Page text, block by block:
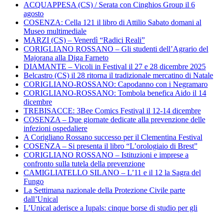
ACQUAPPESA (CS) / Serata con Cinghios Group il 6
agosto
COSENZA: Cella 121 il libro di Attilio Sabato domani al
Museo multimediale
MARZI (CS) – Venerdì “Radici Reali”
CORIGLIANO ROSSANO – Gli studenti dell’Agrario del
Majorana alla Diga Farneto
DIAMANTE – Vicoli in Festival il 27 e 28 dicembre 2025
Belcastro (CS) il 28 ritorna il tradizionale mercatino di Natale
CORIGLIANO-ROSSANO: Capodanno con i Negramaro
CORIGLIANO-ROSSANO: Tombola benefica Aido il 14
dicembre
TREBISACCE: 3Bee Comics Festival il 12-14 dicembre
COSENZA – Due giornate dedicate alla prevenzione delle
infezioni ospedaliere
A Corigliano Rossano successo per il Clementina Festival
COSENZA – Si presenta il libro “L’orologiaio di Brest”
CORIGLIANO ROSSANO – Istituzioni e imprese a
confronto sulla tutela della prevenzione
CAMIGLIATELLO SILANO – L’11 e il 12 la Sagra del
Fungo
La Settimana nazionale della Protezione Civile parte
dall’Unical
L’Unical aderisce a Iupals: cinque borse di studio per gli